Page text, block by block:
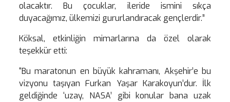
olacaktır. Bu çocuklar, ileride ismini sıkça
duyacağımız, ülkemizi gururlandıracak gençlerdir.”
Köksal, etkinliğin mimarlarına da özel olarak
teşekkür etti:
“Bu maratonun en büyük kahramanı, Akşehir’e bu
vizyonu taşıyan Furkan Yaşar Karakoyun’dur. İlk
geldiğinde ‘uzay, NASA’ gibi konular bana uzak